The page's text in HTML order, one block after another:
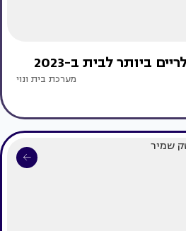
ביותר לבית ב-2023
מערכת בית ונוי